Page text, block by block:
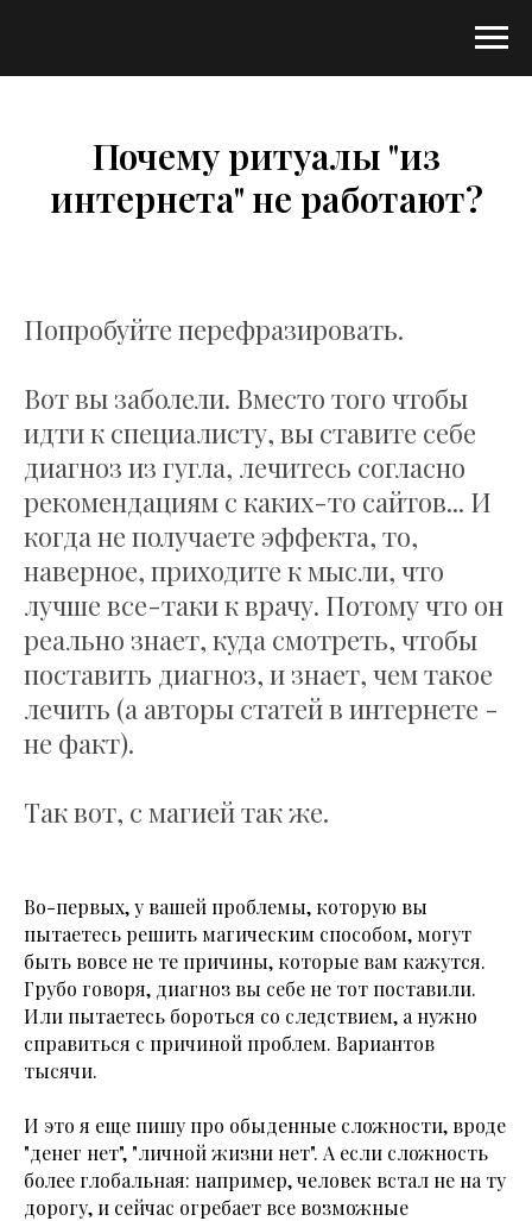
Почему ритуалы "из
интернета" не работают?
Попробуйте перефразировать.
Вот вы заболели. Вместо того чтобы
идти к специалисту, вы ставите себе
диагноз из гугла, лечитесь согласно
рекомендациям с каких-то сайтов... И
когда не получаете эффекта, то,
наверное, приходите к мысли, что
лучше все-таки к врачу. Потому что он
реально знает, куда смотреть, чтобы
поставить диагноз, и знает, чем такое
лечить (а авторы статей в интернете -
не факт).
Так вот, с магией так же.
Во-первых, у вашей проблемы, которую вы
пытаетесь решить магическим способом, могут
быть вовсе не те причины, которые вам кажутся.
Грубо говоря, диагноз вы себе не тот поставили.
Или пытаетесь бороться со следствием, а нужно
справиться с причиной проблем. Вариантов
тысячи.
И это я еще пишу про обыденные сложности, вроде
"денег нет", "личной жизни нет". А если сложность
более глобальная: например, человек встал не на ту
дорогу, и сейчас огребает все возможные